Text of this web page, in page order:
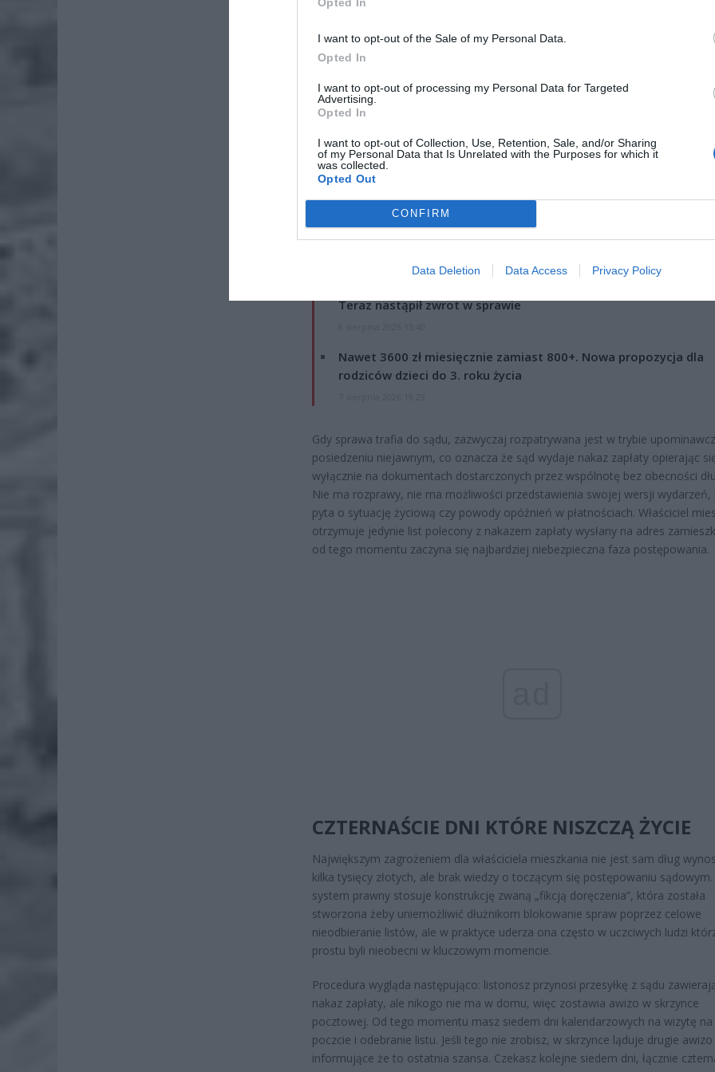
I want to opt-out of the Sale of my Personal Data.
Opted In
I want to opt-out of processing my Personal Data for Targeted
Advertising.
Opted In
I want to opt-out of Collection, Use, Retention, Sale, and/or Sharing
of my Personal Data that Is Unrelated with the Purposes for which it
was collected.
Opted Out
CONFIRM
Data Deletion Data Access Privacy Policy
Teraz nastąpił zwrot w sprawie
Nawet 3600 zł miesięcznie zamiast 800+. Nowa propozycja dla
rodziców dzieci do 3. roku życia
Gdy sprawa trafia do sądu, zazwyczaj rozpatrywana jest w trybie
posiedzeniu niejawnym, co oznacza że sąd wydaje nakaz zapłaty opierając
wyłącznie na dokumentach dostarczonych przez wspólnotę bez obecności
Nie ma rozprawy, nie ma możliwości przedstawienia swojej wersji wydarzeń,
pyta o sytuację życiową czy powody opóźnień w płatnościach. Właściciel
otrzymuje jedynie list polecony z nakazem zapłaty wysłany na adres
od tego momentu zaczyna się najbardziej niebezpieczna faza postępowania.
CZTERNAŚCIE DNI KTÓRE NISZCZĄ ŻYCIE
Największym zagrożeniem dla właściciela mieszkania nie jest sam dług
kilka tysięcy złotych, ale brak wiedzy o toczącym się postępowaniu
system prawny stosuje konstrukcję zwaną „fikcją doręczenia”, która została
stworzona żeby uniemożliwić dłużnikom blokowanie spraw poprzez celowe
nieodbieranie listów, ale w praktyce uderza ona często w uczciwych ludzi
prostu byli nieobecni w kluczowym momencie.
Procedura wygląda następująco: listonosz przynosi przesyłkę z sądu
nakaz zapłaty, ale nikogo nie ma w domu, więc zostawia awizo w skrzynce
pocztowej. Od tego momentu masz siedem dni kalendarzowych na wizytę na
poczcie i odebranie listu. Jeśli tego nie zrobisz, w skrzynce ląduje drugie awizo
informujące że to ostatnia szansa. Czekasz kolejne siedem dni, łącznie